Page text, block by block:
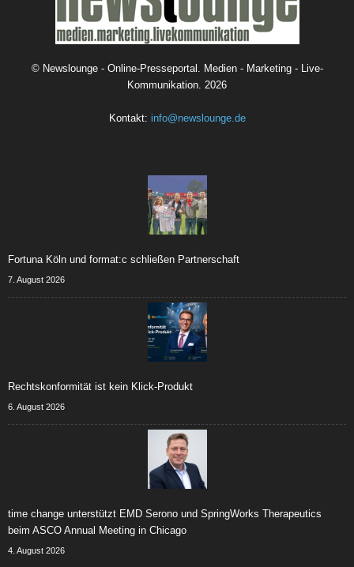
© Newslounge - Online-Presseportal. Medien - Marketing - Live-
Kommunikation. 2026
Kontakt: info@newslounge.de
Fortuna Köln und format:c schließen Partnerschaft
7. August 2026
Rechtskonformität ist kein Klick-Produkt
6. August 2026
time change unterstützt EMD Serono und SpringWorks Therapeutics
beim ASCO Annual Meeting in Chicago
4. August 2026